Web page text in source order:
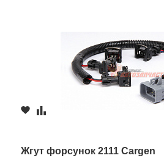
Жгут форсунок 2111 Cargen